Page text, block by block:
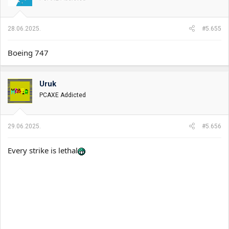
n
:
28.06.2025. #5.655
Boeing 747
Uruk
PCAXE Addicted
29.06.2025. #5.656
Every strike is lethal